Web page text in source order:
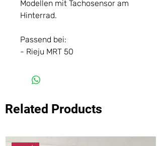
Modellen mit Tachosensor am
Hinterrad.
Passend bei:
- Rieju MRT 50
Related Products